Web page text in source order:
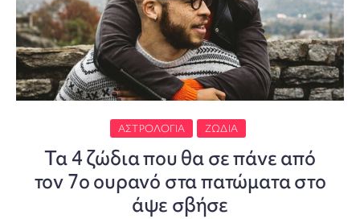
ΑΣΤΡΟΛΟΓΊΑ ΖΏΔΙΑ
Τα 4 ζώδια που θα σε πάνε από
τον 7ο ουρανό στα πατώματα στο
άψε σβήσε